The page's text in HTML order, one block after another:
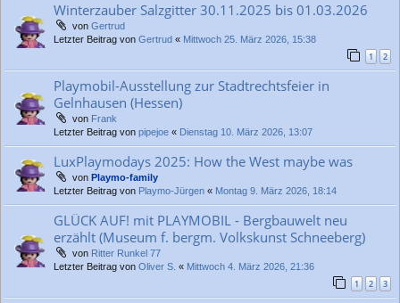
Winterzauber Salzgitter 30.11.2025 bis 01.03.2026
von Gertrud
Letzter Beitrag von Gertrud « Mittwoch 25. März 2026, 15:38
1 2
Playmobil-Ausstellung zur Stadtrechtsfeier in
Gelnhausen (Hessen)
von Frank
Letzter Beitrag von pipejoe « Dienstag 10. März 2026, 13:07
LuxPlaymodays 2025: How the West maybe was
von Playmo-family
Letzter Beitrag von Playmo-Jürgen « Montag 9. März 2026, 18:14
GLÜCK AUF! mit PLAYMOBIL - Bergbauwelt neu
erzählt (Museum f. bergm. Volkskunst Schneeberg)
von Ritter Runkel 77
Letzter Beitrag von Oliver S. « Mittwoch 4. März 2026, 21:36
1 2 3